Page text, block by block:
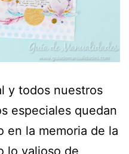
y todos nuestros
especiales quedan
en la memoria de la
lo valioso de